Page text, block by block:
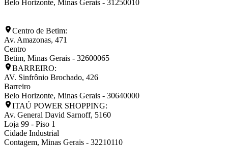
Belo Horizonte, Minas Gerais - 31250010
Centro de Betim:
Av. Amazonas, 471
Centro
Betim, Minas Gerais - 32600065
BARREIRO:
AV. Sinfrônio Brochado, 426
Barreiro
Belo Horizonte, Minas Gerais - 30640000
ITAÚ POWER SHOPPING:
Av. General David Sarnoff, 5160
Loja 99 - Piso 1
Cidade Industrial
Contagem, Minas Gerais - 32210110